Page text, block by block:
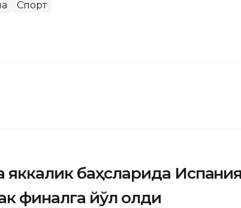
Спорт
баҳсларида
финалга йўл олди